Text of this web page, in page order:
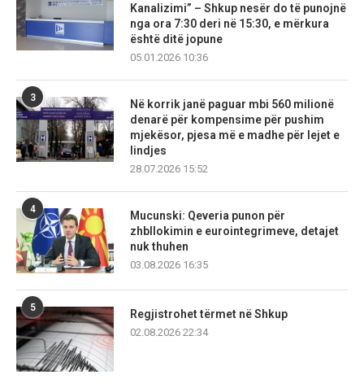
Kanalizimi” – Shkup nesër do të punojnë
nga ora 7:30 deri në 15:30, e mërkura
është ditë jopune
05.01.2026 10:36
3
Në korrik janë paguar mbi 560 milionë
denarë për kompensime për pushim
mjekësor, pjesa më e madhe për lejet e
lindjes
28.07.2026 15:52
4
Mucunski: Qeveria punon për
zhbllokimin e eurointegrimeve, detajet
nuk thuhen
03.08.2026 16:35
5
Regjistrohet tërmet në Shkup
02.08.2026 22:34